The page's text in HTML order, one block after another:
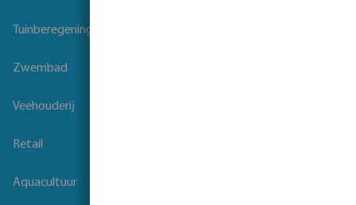
Tuinberegening
Zwembad
Veehouderij
Retail
Aquacultuur